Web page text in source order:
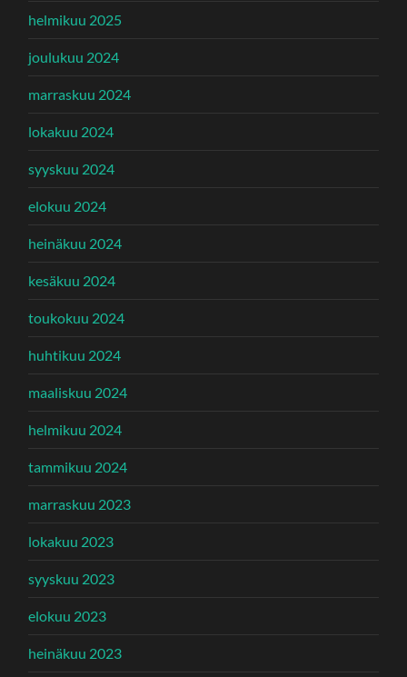
helmikuu 2025
joulukuu 2024
marraskuu 2024
lokakuu 2024
syyskuu 2024
elokuu 2024
heinäkuu 2024
kesäkuu 2024
toukokuu 2024
huhtikuu 2024
maaliskuu 2024
helmikuu 2024
tammikuu 2024
marraskuu 2023
lokakuu 2023
syyskuu 2023
elokuu 2023
heinäkuu 2023